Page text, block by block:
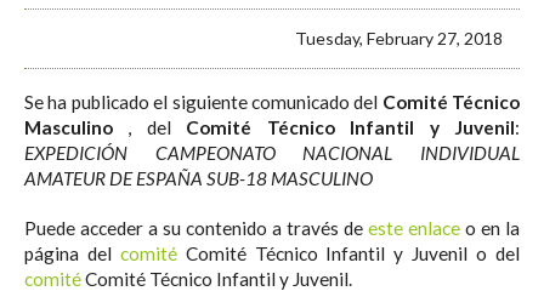
Tuesday, February 27, 2018
Se ha publicado el siguiente comunicado del Comité Técnico
Masculino
, del Comité Técnico Infantil y Juvenil:
EXPEDICIÓN CAMPEONATO NACIONAL INDIVIDUAL
AMATEUR DE ESPAÑA SUB-18 MASCULINO
Puede acceder a su contenido a través de este enlace o en la
página del comitéComité Técnico Infantil y Juvenil o del
comitéComité Técnico Infantil y Juvenil.